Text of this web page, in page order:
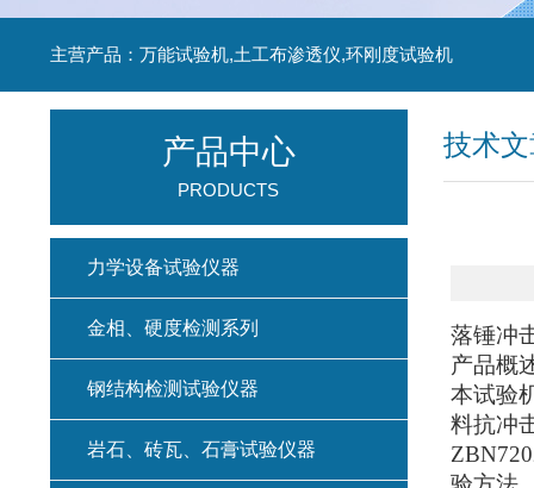
主营产品：万能试验机,土工布渗透仪,环刚度试验机
技术
落锤冲
产品概
本试验
料抗冲
产品中心
PRODUCTS
力学设备试验仪器
金相、硬度检测系列
钢结构检测试验仪器
岩石、砖瓦、石膏试验仪器